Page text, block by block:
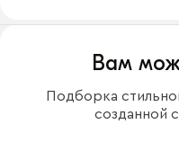
Вам
Подборка
созданной